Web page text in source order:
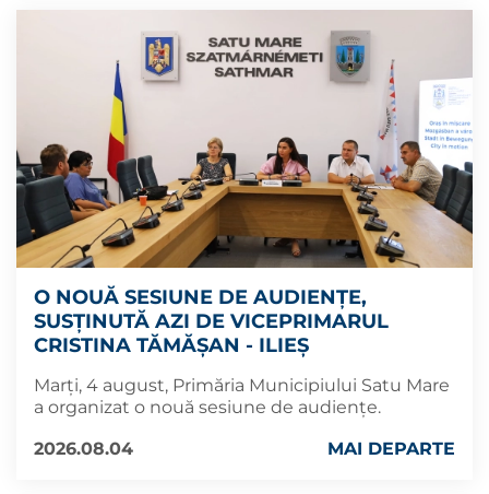
O NOUĂ SESIUNE DE AUDIENȚE,
SUSȚINUTĂ AZI DE VICEPRIMARUL
CRISTINA TĂMĂȘAN - ILIEȘ
Marți, 4 august, Primăria Municipiului Satu Mare
a organizat o nouă sesiune de audiențe.
2026.08.04
MAI DEPARTE